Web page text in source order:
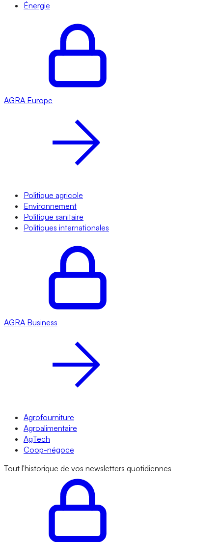
Énergie
AGRA Europe
Politique agricole
Environnement
Politique sanitaire
Politiques internationales
AGRA Business
Agrofourniture
Agroalimentaire
AgTech
Coop-négoce
Tout l'historique de vos newsletters quotidiennes